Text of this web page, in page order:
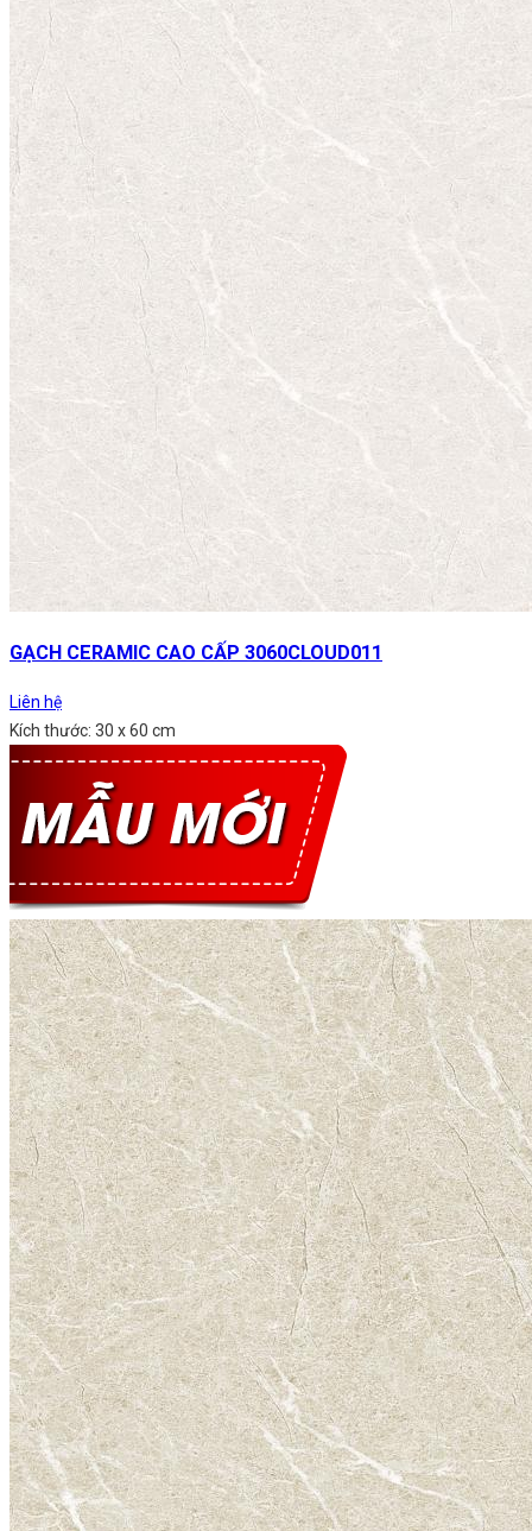
GẠCH CERAMIC CAO CẤP 3060CLOUD011
Liên hệ
Kích thước: 30 x 60 cm